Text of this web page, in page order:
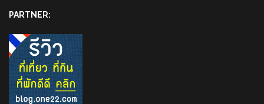
PARTNER: